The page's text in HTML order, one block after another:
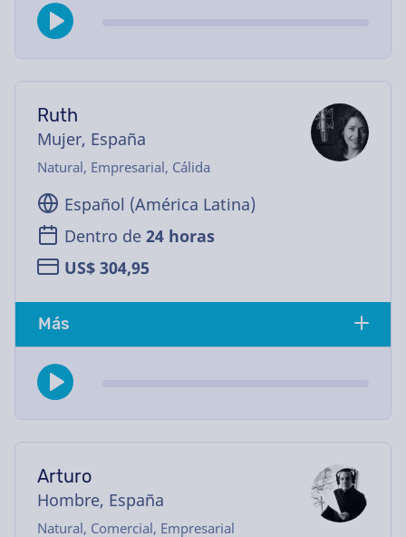
Ruth
Mujer, España
Natural, Empresarial, Cálida
Español (América Latina)
Dentro de 24 horas
US$ 304,95
Más
Arturo
Hombre, España
Natural, Comercial, Empresarial